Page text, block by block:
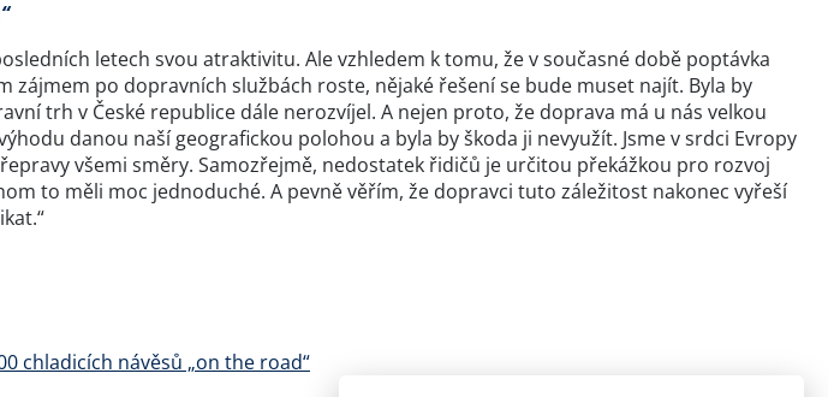
letech svou atraktivitu. Ale vzhledem k tomu, že v současné době poptávka
zájmem po dopravních službách roste, nějaké řešení se bude muset najít. Byla by
trh v České republice dále nerozvíjel. A nejen proto, že doprava má u nás velkou
danou naší geografickou polohou a byla by škoda ji nevyužít. Jsme v srdci Evropy
všemi směry. Samozřejmě, nedostatek řidičů je určitou překážkou pro rozvoj
to měli moc jednoduché. A pevně věřím, že dopravci tuto záležitost nakonec vyřeší
chladicích návěsů „on the road“